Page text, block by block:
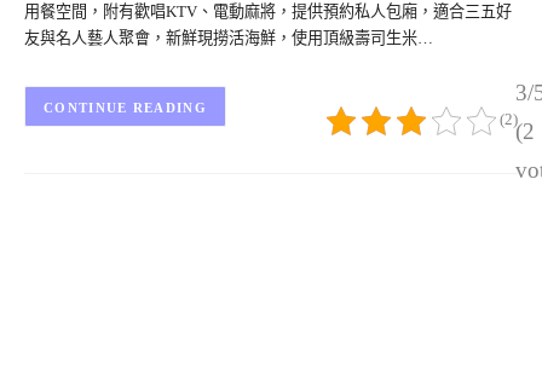
用餐空間，附有歡唱KTV、電動麻將，提供預約私人包廂，適合三五好
友與名人藝人聚會，新鮮現撈活海鮮，使用頂級壽司生米…
3/
(2
(2)
CONTINUE READING